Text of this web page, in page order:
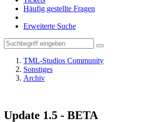
Häufig gestellte Fragen
Erweiterte Suche
TML-Studios Community
Sonstiges
Archiv
Update 1.5 - BETA